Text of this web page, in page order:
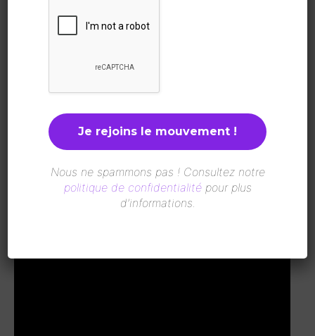
combler le fossé) lors quatorzième édition du Forum MEDays à
participants et de près de 230 intervenants de haut niveau,
parmi lesquels des Chefs d’Etat et de Gouvernement, des
internationales et des personnalités étrangères de premier
Nous ne spammons pas ! Consultez notre
politique de confidentialitépour plus
d’informations.